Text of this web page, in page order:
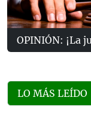
OPINIÓN: ¡La
LO MÁS LEÍDO